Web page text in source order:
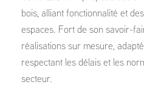
bois, alliant fonctionnalité et
espaces. Fort de son savoir-
réalisations sur mesure,
respectant les délais et les
secteur.